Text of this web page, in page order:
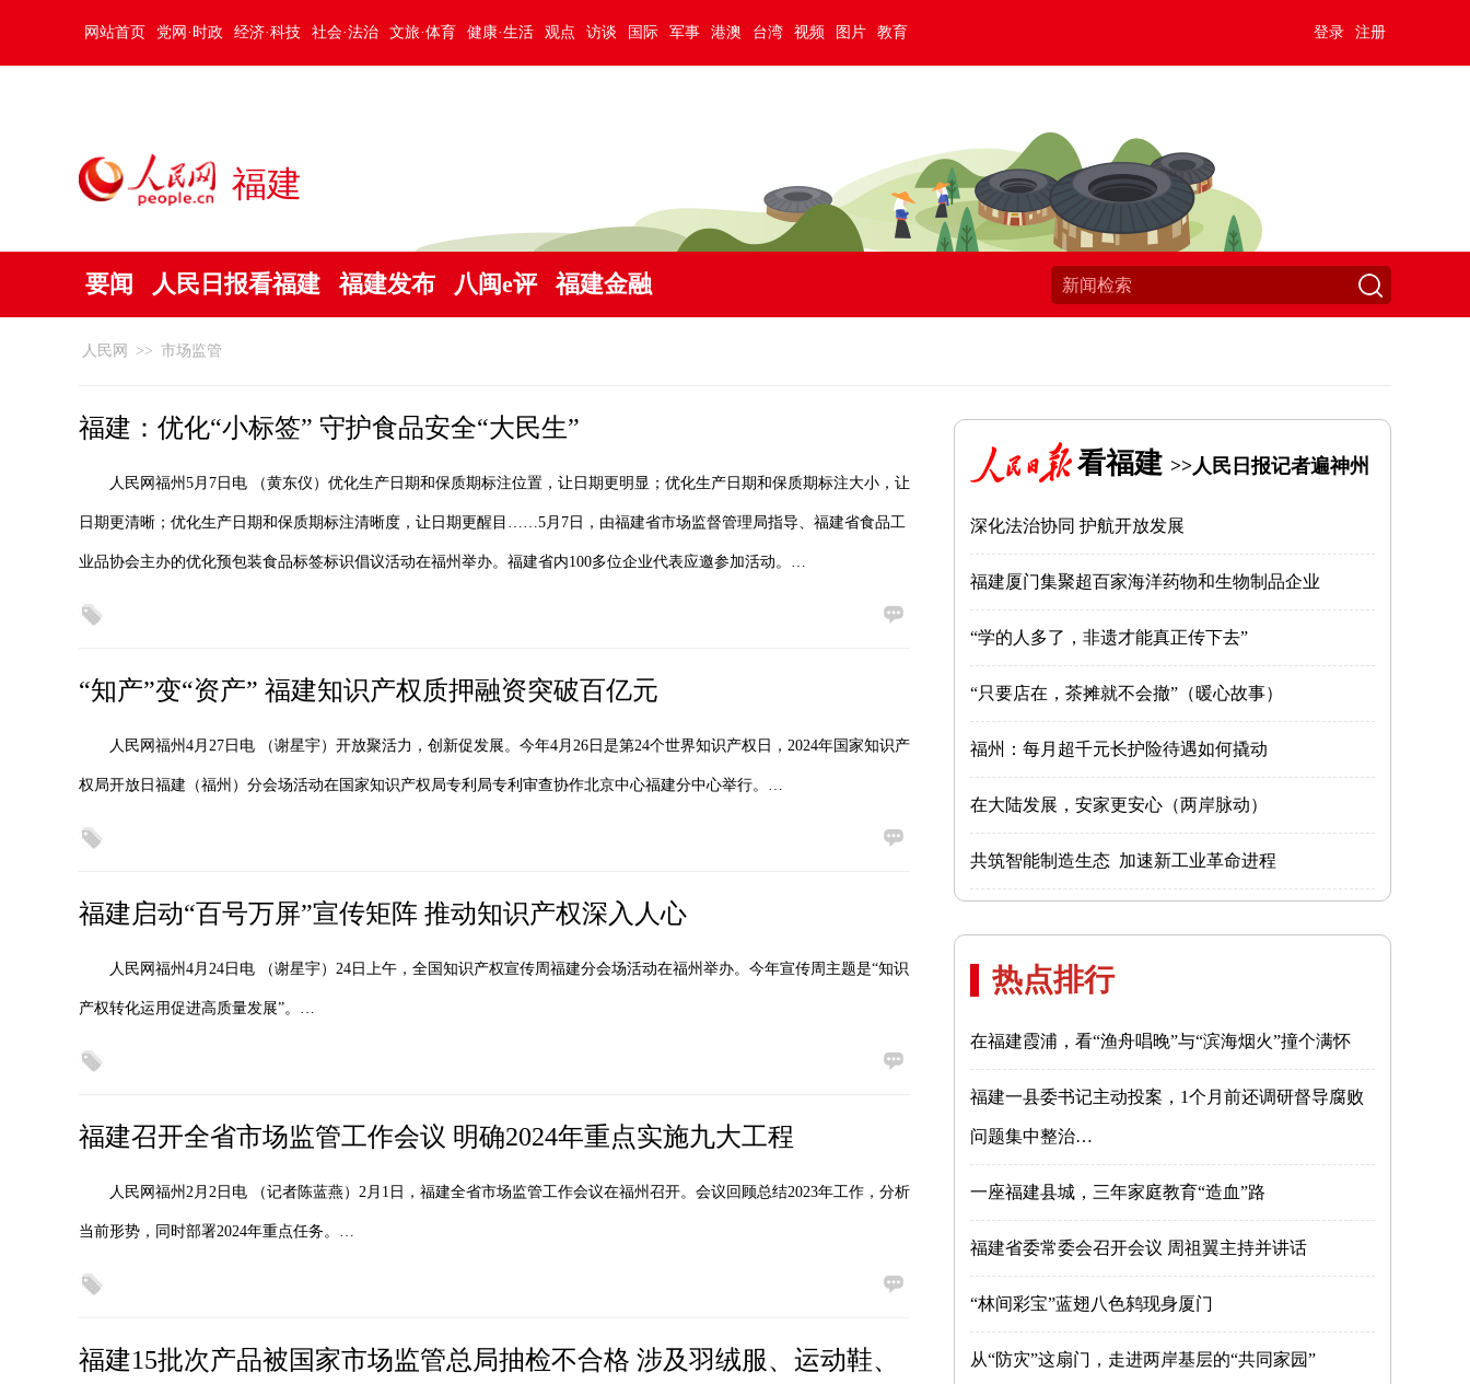
网站首页 党网·时政 经济·科技 社会·法治 文旅·体育 健康·生活 观点 访谈 国际 军事 港澳 台湾 视频 图片 教育 登录 注册
福建
要闻 人民日报看福建 福建发布 八闽e评 福建金融
人民网 >> 市场监管
福建：优化“小标签” 守护食品安全“大民生”
人民网福州5月7日电 （黄东仪）优化生产日期和保质期标注位置，让日期更明显；优化生产日期和保质期标注大小，让
日期更清晰；优化生产日期和保质期标注清晰度，让日期更醒目……5月7日，由福建省市场监督管理局指导、福建省食品工
业品协会主办的优化预包装食品标签标识倡议活动在福州举办。福建省内100多位企业代表应邀参加活动。…
“知产”变“资产” 福建知识产权质押融资突破百亿元
人民网福州4月27日电 （谢星宇）开放聚活力，创新促发展。今年4月26日是第24个世界知识产权日，2024年国家知识产
权局开放日福建（福州）分会场活动在国家知识产权局专利局专利审查协作北京中心福建分中心举行。…
福建启动“百号万屏”宣传矩阵 推动知识产权深入人心
人民网福州4月24日电 （谢星宇）24日上午，全国知识产权宣传周福建分会场活动在福州举办。今年宣传周主题是“知识
产权转化运用促进高质量发展”。…
福建召开全省市场监管工作会议 明确2024年重点实施九大工程
人民网福州2月2日电 （记者陈蓝燕）2月1日，福建全省市场监管工作会议在福州召开。会议回顾总结2023年工作，分析
当前形势，同时部署2024年重点任务。…
福建15批次产品被国家市场监管总局抽检不合格 涉及羽绒服、运动鞋、
看福建 >>人民日报记者遍神州
深化法治协同 护航开放发展
福建厦门集聚超百家海洋药物和生物制品企业
“学的人多了，非遗才能真正传下去”
“只要店在，茶摊就不会撤”（暖心故事）
福州：每月超千元长护险待遇如何撬动
在大陆发展，安家更安心（两岸脉动）
共筑智能制造生态 加速新工业革命进程
热点排行
在福建霞浦，看“渔舟唱晚”与“滨海烟火”撞个满怀
福建一县委书记主动投案，1个月前还调研督导腐败
问题集中整治…
一座福建县城，三年家庭教育“造血”路
福建省委常委会召开会议 周祖翼主持并讲话
“林间彩宝”蓝翅八色鸫现身厦门
从“防灾”这扇门，走进两岸基层的“共同家园”